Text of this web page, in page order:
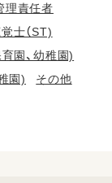
理責任者
士（ST)
園、幼稚園)
園) その他